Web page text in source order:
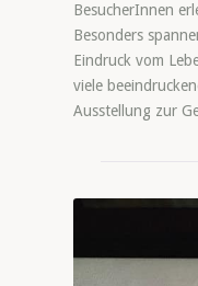
BesucherInnen
Besonders
Eindruck vom
viele
Ausstellung zur